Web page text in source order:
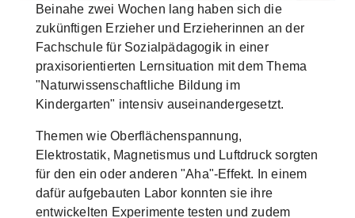
Skip to main content
Beinahe zwei Wochen lang haben sich die
zukünftigen Erzieher und Erzieherinnen an der
Fachschule für Sozialpädagogik in einer
praxisorientierten Lernsituation mit dem Thema
"Naturwissenschaftliche Bildung im
Kindergarten" intensiv auseinandergesetzt.
Themen wie Oberflächenspannung,
Elektrostatik, Magnetismus und Luftdruck sorgten
für den ein oder anderen "Aha"-Effekt. In einem
dafür aufgebauten Labor konnten sie ihre
entwickelten Experimente testen und zudem